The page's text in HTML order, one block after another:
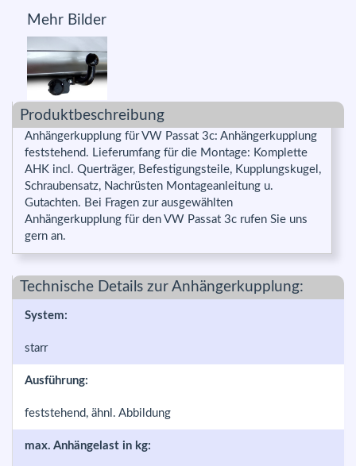
Mehr Bilder
Produktbeschreibung
Anhängerkupplung für VW Passat 3c: Anhängerkupplung
feststehend. Lieferumfang für die Montage: Komplette
AHK incl. Querträger, Befestigungsteile, Kupplungskugel,
Schraubensatz, Nachrüsten Montageanleitung u.
Gutachten. Bei Fragen zur ausgewählten
Anhängerkupplung für den VW Passat 3c rufen Sie uns
gern an.
Technische Details zur Anhängerkupplung:
System:
starr
Ausführung:
feststehend, ähnl. Abbildung
max. Anhängelast in kg: